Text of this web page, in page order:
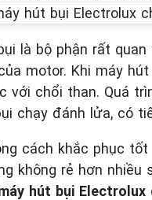
là bộ phận rất
motor. Khi máy
với chổi than. Quá
chạy đánh lửa, có
cách khắc phục
không rẻ hơn nhiều
hút bụi Electrolux